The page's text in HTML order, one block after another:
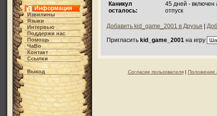
Информация
Извилины
Языки
Интервью
Поддержи нас
Помощь
ЧаВо
Контакт
Ссылки
Выход
Каникул
осталось:
45 дней - включен
отпуск
Добавить kid_game_2001 в Друзья
Пригласить kid_game_2001 на игру
Согласие пользователя| Положение